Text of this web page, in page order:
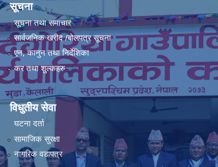
सूचना
सूचना तथा समाचार
सार्वजनिक खरीद /बोलपत्र सूचना
एन, कानुन तथा निर्देशिका
कर तथा शुल्कहरु
विधुतीय सेवा
घटना दर्ता
सामाजिक सुरक्षा
नागरिक वडापत्र